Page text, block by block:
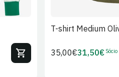
T-shirt Medium
Preço
35,00€Preço
31,50€ Sócio